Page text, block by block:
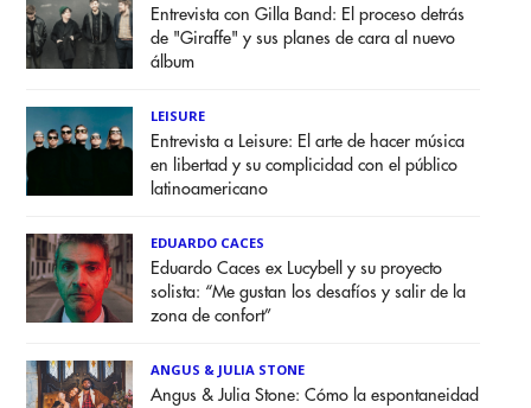
Entrevista con Gilla Band: El proceso detrás
de "Giraffe" y sus planes de cara al nuevo
álbum
LEISURE
Entrevista a Leisure: El arte de hacer música
en libertad y su complicidad con el público
latinoamericano
EDUARDO CACES
Eduardo Caces ex Lucybell y su proyecto
solista: “Me gustan los desafíos y salir de la
zona de confort”
ANGUS & JULIA STONE
Angus & Julia Stone: Cómo la espontaneidad